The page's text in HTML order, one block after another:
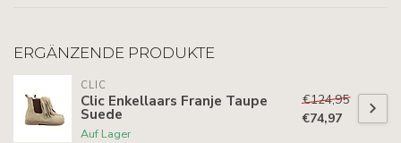
ERGÄNZENDE PRODUKTE
CLIC
Clic Enkellaars Franje Taupe
Suede
Auf Lager
€124,95
€74,97